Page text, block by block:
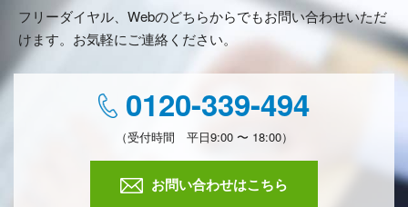
フリーダイヤル、Webのどちらからでもお問い合わせいただ
けます。お気軽にご連絡ください。
0120-339-494
（受付時間 平日9:00 〜 18:00）
お問い合わせはこちら